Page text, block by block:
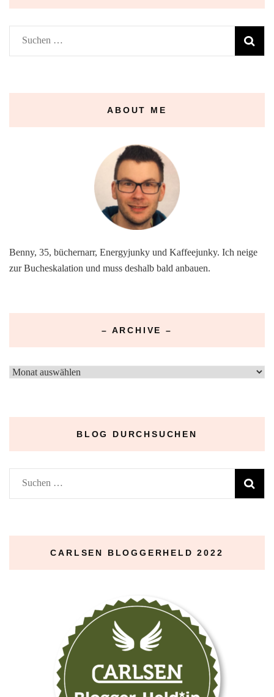
Suchen
nach:
ABOUT ME
Benny, 35, büchernarr, Energyjunky und Kaffeejunky. Ich neige
zur Bucheskalation und muss deshalb bald anbauen.
– ARCHIVE –
–
BLOG DURCHSUCHEN
Suchen
nach:
CARLSEN BLOGGERHELD 2022